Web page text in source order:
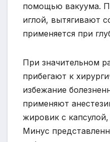
помощью вакуума.
иглой, вытягивают
применяется при
При значительном
прибегают к
избежание
применяют
жировик с
Минус